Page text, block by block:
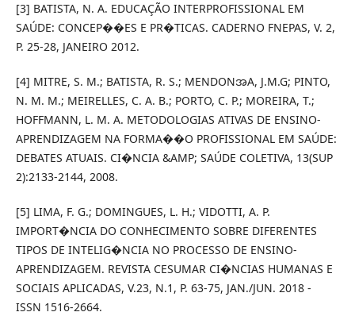
[3] BATISTA, N. A. EDUCAÇÃO INTERPROFISSIONAL EM
SAÚDE: CONCEP��ES E PR�TICAS. CADERNO FNEPAS, V. 2,
P. 25-28, JANEIRO 2012.
[4] MITRE, S. M.; BATISTA, R. S.; MENDONအA, J.M.G; PINTO,
N. M. M.; MEIRELLES, C. A. B.; PORTO, C. P.; MOREIRA, T.;
HOFFMANN, L. M. A. METODOLOGIAS ATIVAS DE ENSINO-
APRENDIZAGEM NA FORMA��O PROFISSIONAL EM SAÚDE:
DEBATES ATUAIS. CI�NCIA &AMP; SAÚDE COLETIVA, 13(SUP
2):2133-2144, 2008.
[5] LIMA, F. G.; DOMINGUES, L. H.; VIDOTTI, A. P.
IMPORT�NCIA DO CONHECIMENTO SOBRE DIFERENTES
TIPOS DE INTELIG�NCIA NO PROCESSO DE ENSINO-
APRENDIZAGEM. REVISTA CESUMAR CI�NCIAS HUMANAS E
SOCIAIS APLICADAS, V.23, N.1, P. 63-75, JAN./JUN. 2018 -
ISSN 1516-2664.